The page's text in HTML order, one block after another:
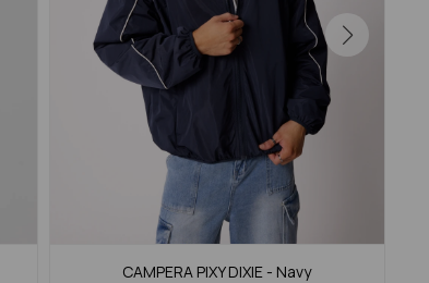
CAMPERA PIXY DIXIE - Navy